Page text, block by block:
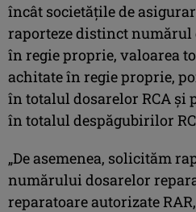
încât societăţile de
raporteze distinct numărul
în regie proprie, valoarea
achitate în regie proprie,
în totalul dosarelor RCA şi
în totalul despăgubirilor
„De asemenea, solicităm
numărului dosarelor
reparatoare autorizate